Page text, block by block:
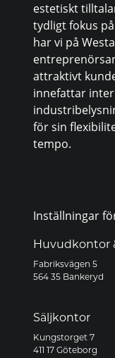
estetiskt
tydligt fokus
har vi på
attraktivt
innefattar
för sin
tempo.
Inställningar
Huvudkontor
Fabriksvägen 5
564 35 Bankeryd
Säljkontor
Kungstorget 7
411 17 Göteborg